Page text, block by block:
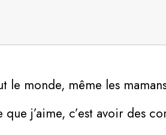
le monde, même les
j’aime, c’est avoir des